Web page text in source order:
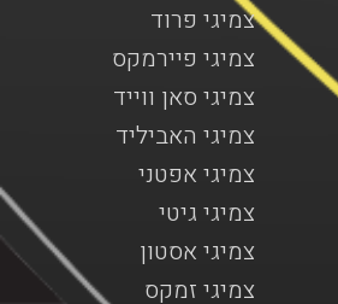
צמיגי פרוד
צמיגי פיירמקס
צמיגי סאן ווייד
צמיגי האביליד
צמיגי אפטני
צמיגי גיטי
צמיגי אסטון
צמיגי זמקס